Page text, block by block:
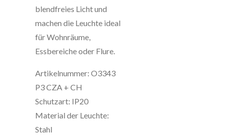
blendfreies Licht und
machen die Leuchte ideal
für Wohnräume,
Essbereiche oder Flure.
Artikelnummer: O3343
P3 CZA + CH
Schutzart: IP20
Material der Leuchte:
Stahl